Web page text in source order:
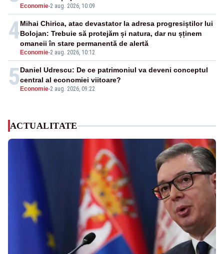
Economie-2 aug. 2026, 10:09
4
Economie-2 aug. 2026, 10:12
Mihai Chirica, atac devastator la adresa progresiștilor lui
Bolojan: Trebuie să protejăm și natura, dar nu șținem
omaneii în stare permanentă de alertă
5 Economie-2 aug. 2026, 09:22
Daniel Udrescu: De ce patrimoniul va deveni conceptul
central al economiei viitoare?
ACTUALITATE